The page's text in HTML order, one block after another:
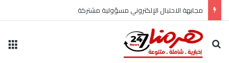
مجابهة الاحتيال الإلكتروني مسؤولية مشتركة
بحث عن